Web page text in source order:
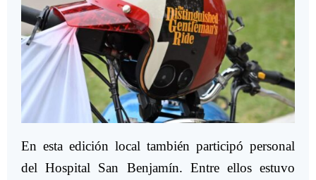
En esta edición local también participó personal
del Hospital San Benjamín. Entre ellos estuvo